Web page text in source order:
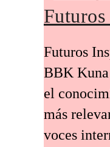
Futuros
BBK Kuna
el
más
voces